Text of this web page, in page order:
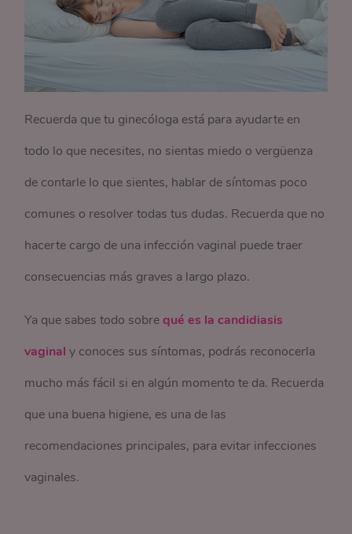
Recuerda que tu ginecóloga está para ayudarte en
todo lo que necesites, no sientas miedo o vergüenza
de contarle lo que sientes, hablar de síntomas poco
comunes o resolver todas tus dudas. Recuerda que no
hacerte cargo de una infección vaginal puede traer
consecuencias más graves a largo plazo.
Ya que sabes todo sobrequé es la candidiasis
vaginal y conoces sus síntomas, podrás reconocerla
mucho más fácil si en algún momento te da. Recuerda
que una buena higiene, es una de las
recomendaciones principales, para evitar infecciones
vaginales.